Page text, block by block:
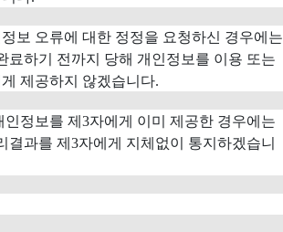
보 오류에 대한 정정을 요청하신 경우에는
료하기 전까지 당해 개인정보를 이용 또는
제공하지 않겠습니다.
인정보를 제3자에게 이미 제공한 경우에는
결과를 제3자에게 지체없이 통지하겠습니